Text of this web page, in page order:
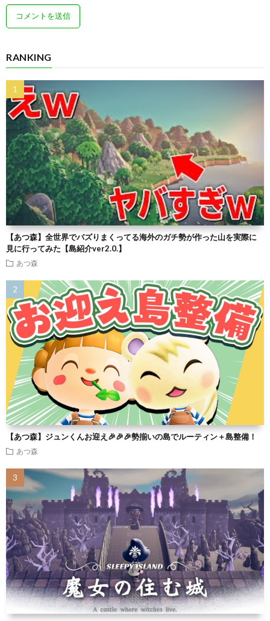
RANKING
【あつ森】全世界でバズりまくってる海外のガチ勢が作った山を実際に
見に行ってみた【島紹介ver2.0.】
あつ森
【あつ森】ジュンくんお迎え🎉🎉🎉勢揃いの島でルーティン＋島整備！
あつ森